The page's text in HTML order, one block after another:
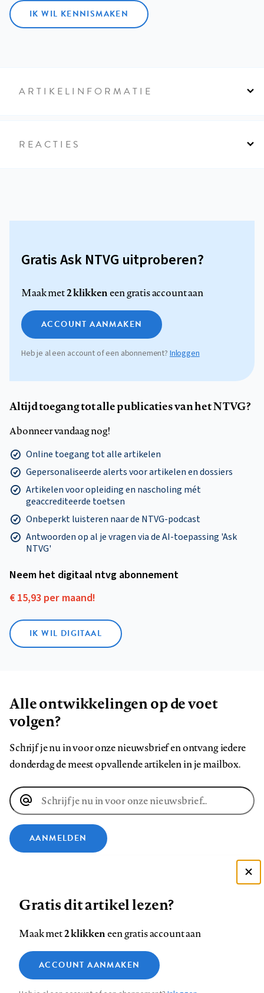
IK WIL KENNISMAKEN
ARTIKELINFORMATIE
REACTIES
Gratis Ask NTVG uitproberen?
Maak met2 klikkeneen gratis account aan
ACCOUNT AANMAKEN
Heb je al een account of een abonnement?Inloggen
Altijd toegang tot alle publicaties van het NTVG?
Abonneer vandaag nog!
Online toegang tot alle artikelen
Gepersonaliseerde alerts voor artikelen en dossiers
Artikelen voor opleiding en nascholing mét
geaccrediteerde toetsen
Onbeperkt luisteren naar de NTVG-podcast
Antwoorden op al je vragen via de AI-toepassing 'Ask
NTVG'
Neem het digitaal ntvg abonnement
€ 15,93 per maand!
IK WIL DIGITAAL
Alle ontwikkelingen op de voet
volgen?
Schrijf je nu in voor onze nieuwsbrief en ontvang iedere
donderdag de meest opvallende artikelen in je mailbox.
E-
mailadres
AANMELDEN
ons
op
Facebook
ons
op
LinkedIn
ons
op
Bluesky
ons
op
Instagram
ons
op
YouTube
ons
Footer
Contact Colofon Disclaimer Privacy
Medische vragen verdienen
betrouwbare antwoorden
Zie onze cookie policy
Analytische cookies
Gratis dit artikel lezen?
Maak met2 klikkeneen gratis account aan
ACCOUNT AANMAKEN